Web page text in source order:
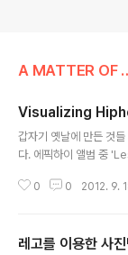
A
Visualizing
갑자기 옛날에 만든 것
다. 에픽하이 앨범 중
만, 그 당시에는 때마다
화하여 표현하고 싶었다.
0 0 2012. 9.
레고를 이용한 사진